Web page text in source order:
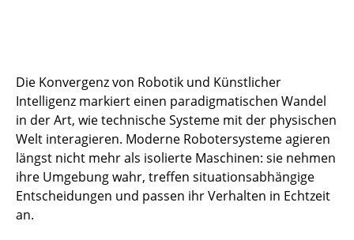
Die Konvergenz von Robotik und Künstlicher
Intelligenz markiert einen paradigmatischen Wandel
in der Art, wie technische Systeme mit der physischen
Welt interagieren. Moderne Robotersysteme agieren
längst nicht mehr als isolierte Maschinen: sie nehmen
ihre Umgebung wahr, treffen situationsabhängige
Entscheidungen und passen ihr Verhalten in Echtzeit
an.